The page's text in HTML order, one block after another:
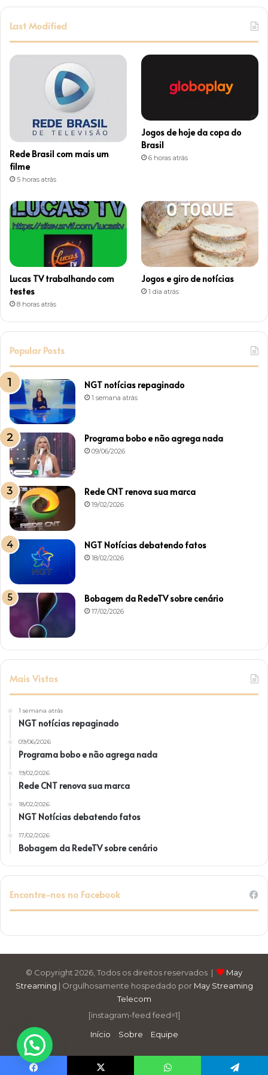
t
r
a
Last Modified
Rede Brasil com mais um
filme
5 horas atrás
Jogos de hoje da copa do
Brasil
6 horas atrás
Lucas TV trabalhando com
testes
8 horas atrás
Jogos e giro de notícias
1 dia atrás
Popular Posts
NGT notícias repaginado
1 semana atrás
Programa bobo e não agrega nada
09/06/2026
Rede CNT renova sua marca
19/02/2026
NGT Notícias debatendo fatos
18/02/2026
Bobagem da RedeTV sobre cenário
17/02/2026
Mais Vistos
1 semana atrás
NGT notícias repaginado
09/06/2026
Programa bobo e não agrega nada
19/02/2026
Rede CNT renova sua marca
18/02/2026
NGT Notícias debatendo fatos
17/02/2026
Bobagem da RedeTV sobre cenário
Encontre-nos no Facebook
© Copyright 2026, Todos os direitos reservados |
May
Streaming | Orgulhosamente hospedado por May Streaming
Telecom
[instagram-feed feed=1]
Início
Sobre Equipe